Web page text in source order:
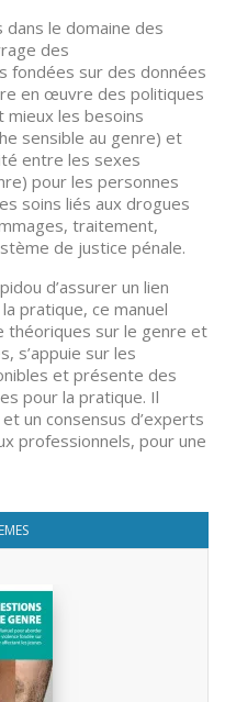
le domaine des
des
fondées sur des données
en œuvre des politiques
les besoins
sensible au genre) et
entre les sexes
pour les personnes
soins liés aux drogues
traitement,
de justice pénale.
d’assurer un lien
pratique, ce manuel
théoriques sur le genre et
s’appuie sur les
et présente des
pour la pratique. Il
un consensus d’experts
professionnels, pour une